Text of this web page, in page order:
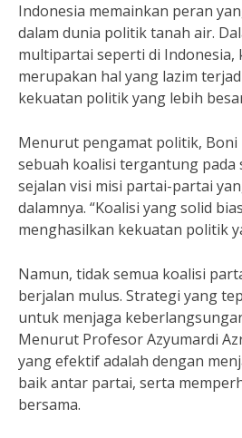
Indonesia memainkan peran
dalam dunia politik tanah air.
multipartai seperti di Indonesia,
merupakan hal yang lazim
kekuatan politik yang lebih
Menurut pengamat politik, Boni
sebuah koalisi tergantung pada
sejalan visi misi partai-partai
dalamnya. “Koalisi yang solid
menghasilkan kekuatan politik
Namun, tidak semua koalisi
berjalan mulus. Strategi yang
untuk menjaga
Menurut Profesor Azyumardi
yang efektif adalah dengan
baik antar partai, serta
bersama.